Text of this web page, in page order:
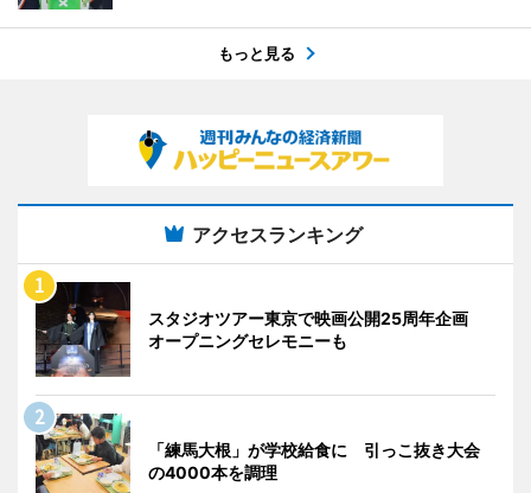
もっと見る
アクセスランキング
スタジオツアー東京で映画公開25周年企画
オープニングセレモニーも
「練馬大根」が学校給食に 引っこ抜き大会
の4000本を調理